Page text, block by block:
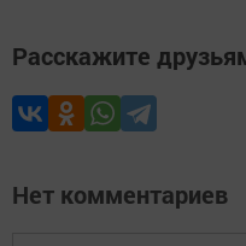
Расскажите
Нет комментариев